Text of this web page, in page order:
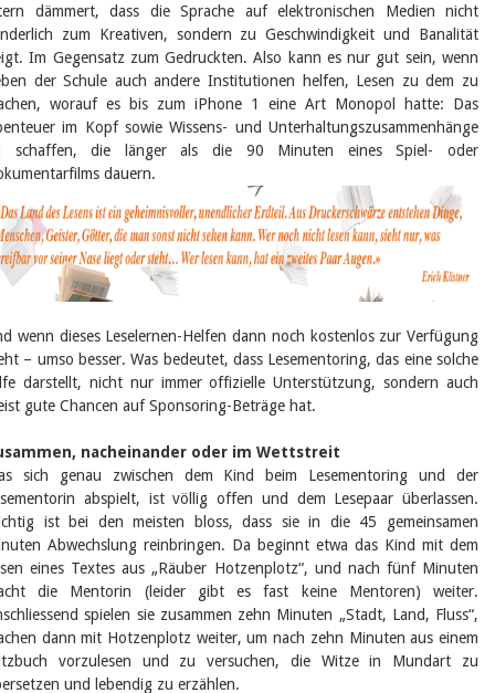
dämmert, dass die Sprache auf elektronischen Medien nicht
zum Kreativen, sondern zu Geschwindigkeit und Banalität
Im Gegensatz zum Gedruckten. Also kann es nur gut sein, wenn
der Schule auch andere Institutionen helfen, Lesen zu dem zu
worauf es bis zum iPhone 1 eine Art Monopol hatte: Das
im Kopf sowie Wissens- und Unterhaltungszusammenhänge
schaffen, die länger als die 90 Minuten eines Spiel- oder
dauern.
wenn dieses Leselernen-Helfen dann noch kostenlos zur Verfügung
– umso besser. Was bedeutet, dass Lesementoring, das eine solche
darstellt, nicht nur immer offizielle Unterstützung, sondern auch
gute Chancen auf Sponsoring-Beträge hat.
nacheinander oder im Wettstreit
sich genau zwischen dem Kind beim Lesementoring und der
abspielt, ist völlig offen und dem Lesepaar überlassen.
ist bei den meisten bloss, dass sie in die 45 gemeinsamen
Abwechslung reinbringen. Da beginnt etwa das Kind mit dem
eines Textes aus „Räuber Hotzenplotz“, und nach fünf Minuten
die Mentorin (leider gibt es fast keine Mentoren) weiter.
spielen sie zusammen zehn Minuten „Stadt, Land, Fluss“,
dann mit Hotzenplotz weiter, um nach zehn Minuten aus einem
vorzulesen und zu versuchen, die Witze in Mundart zu
und lebendig zu erzählen.